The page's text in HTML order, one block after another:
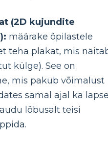
(2D kujundite
määrake õpilastele
teha plakat, mis
külge). See on
mis pakub võimalust
samal ajal ka
lõbusalt teisi